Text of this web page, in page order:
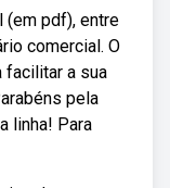
(em pdf), entre
comercial. O
facilitar a sua
pela
linha! Para